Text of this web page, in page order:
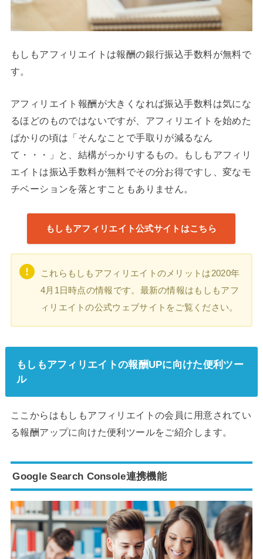
もしもアフィリエイトは報酬の銀行振込手数料が無料で
す。
アフィリエイト報酬が大きくなれば振込手数料は気にな
るほどのものではないですが、アフィリエイトを始めた
ばかりの頃は「そんなことで手取りが減るなん
て・・・」と、結構がっかりするもの。もしもアフィリ
エイトは振込手数料が無料でその分お得ですし、変なモ
チベーションを落とすこともありません。
もしもアフィリエイト公式サイトはこちら
これらもしもアフィリエイトのメリットは2020年
4月1日時点の情報です。最新の情報はもしもアフ
ィリエイトの公式ウェブサイトをご覧ください。
もしもアフィリエイトの報酬UPに向けた便利ツー
ル
ここからはもしもアフィリエイトの会員に用意されてい
る報酬アップに向けた便利ツールをご紹介します。
Google Search Console連携機能